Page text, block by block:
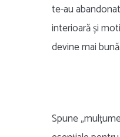
te-au
interioară și
devine mai bună.
Spune